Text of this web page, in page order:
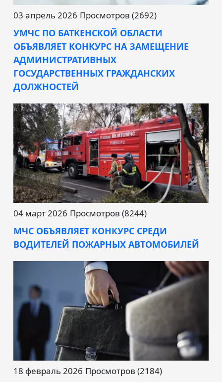
03 апрель 2026 Просмотров (2692)
УМЧС ПО БАТКЕНСКОЙ ОБЛАСТИ
ОБЪЯВЛЯЕТ КОНКУРС НА ЗАМЕЩЕНИЕ
АДМИНИСТРАТИВНЫХ
ГОСУДАРСТВЕННЫХ ГРАЖДАНСКИХ
ДОЛЖНОСТЕЙ
04 март 2026 Просмотров (8244)
МЧС ОБЪЯВЛЯЕТ КОНКУРС СРЕДИ
ВОДИТЕЛЕЙ ПОЖАРНЫХ АВТОМОБИЛЕЙ
18 февраль 2026 Просмотров (2184)